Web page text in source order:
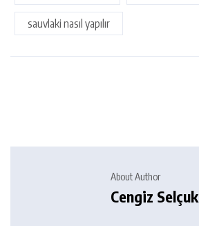
sauvlaki nasıl yapılır
About Author
Cengiz Selçuk